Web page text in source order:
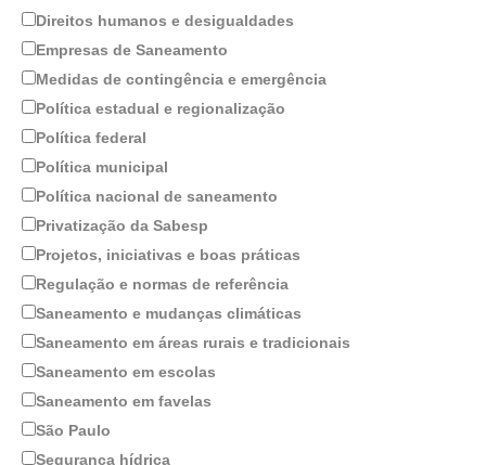
Direitos humanos e desigualdades
Empresas de Saneamento
Medidas de contingência e emergência
Política estadual e regionalização
Política federal
Política municipal
Política nacional de saneamento
Privatização da Sabesp
Projetos, iniciativas e boas práticas
Regulação e normas de referência
Saneamento e mudanças climáticas
Saneamento em áreas rurais e tradicionais
Saneamento em escolas
Saneamento em favelas
São Paulo
Segurança hídrica